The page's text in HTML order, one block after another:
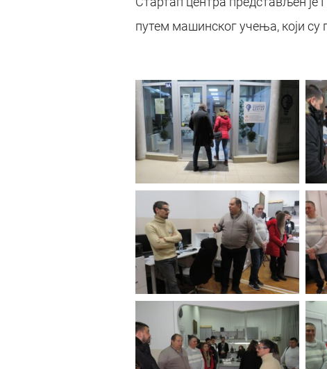
путем машинског учења, који